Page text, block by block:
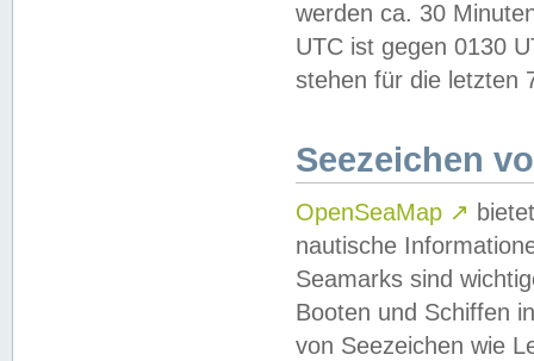
werden ca. 30
UTC ist gegen 0130
stehen für die letzten
Seezeichen
OpenSeaMap ↗
nautische
Seamarks sind
Booten und Schiffen
von Seezeichen wie